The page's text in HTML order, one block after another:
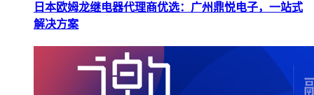
日本欧姆龙继电器代理商优选：广州鼎悦电子，一站式
解决方案